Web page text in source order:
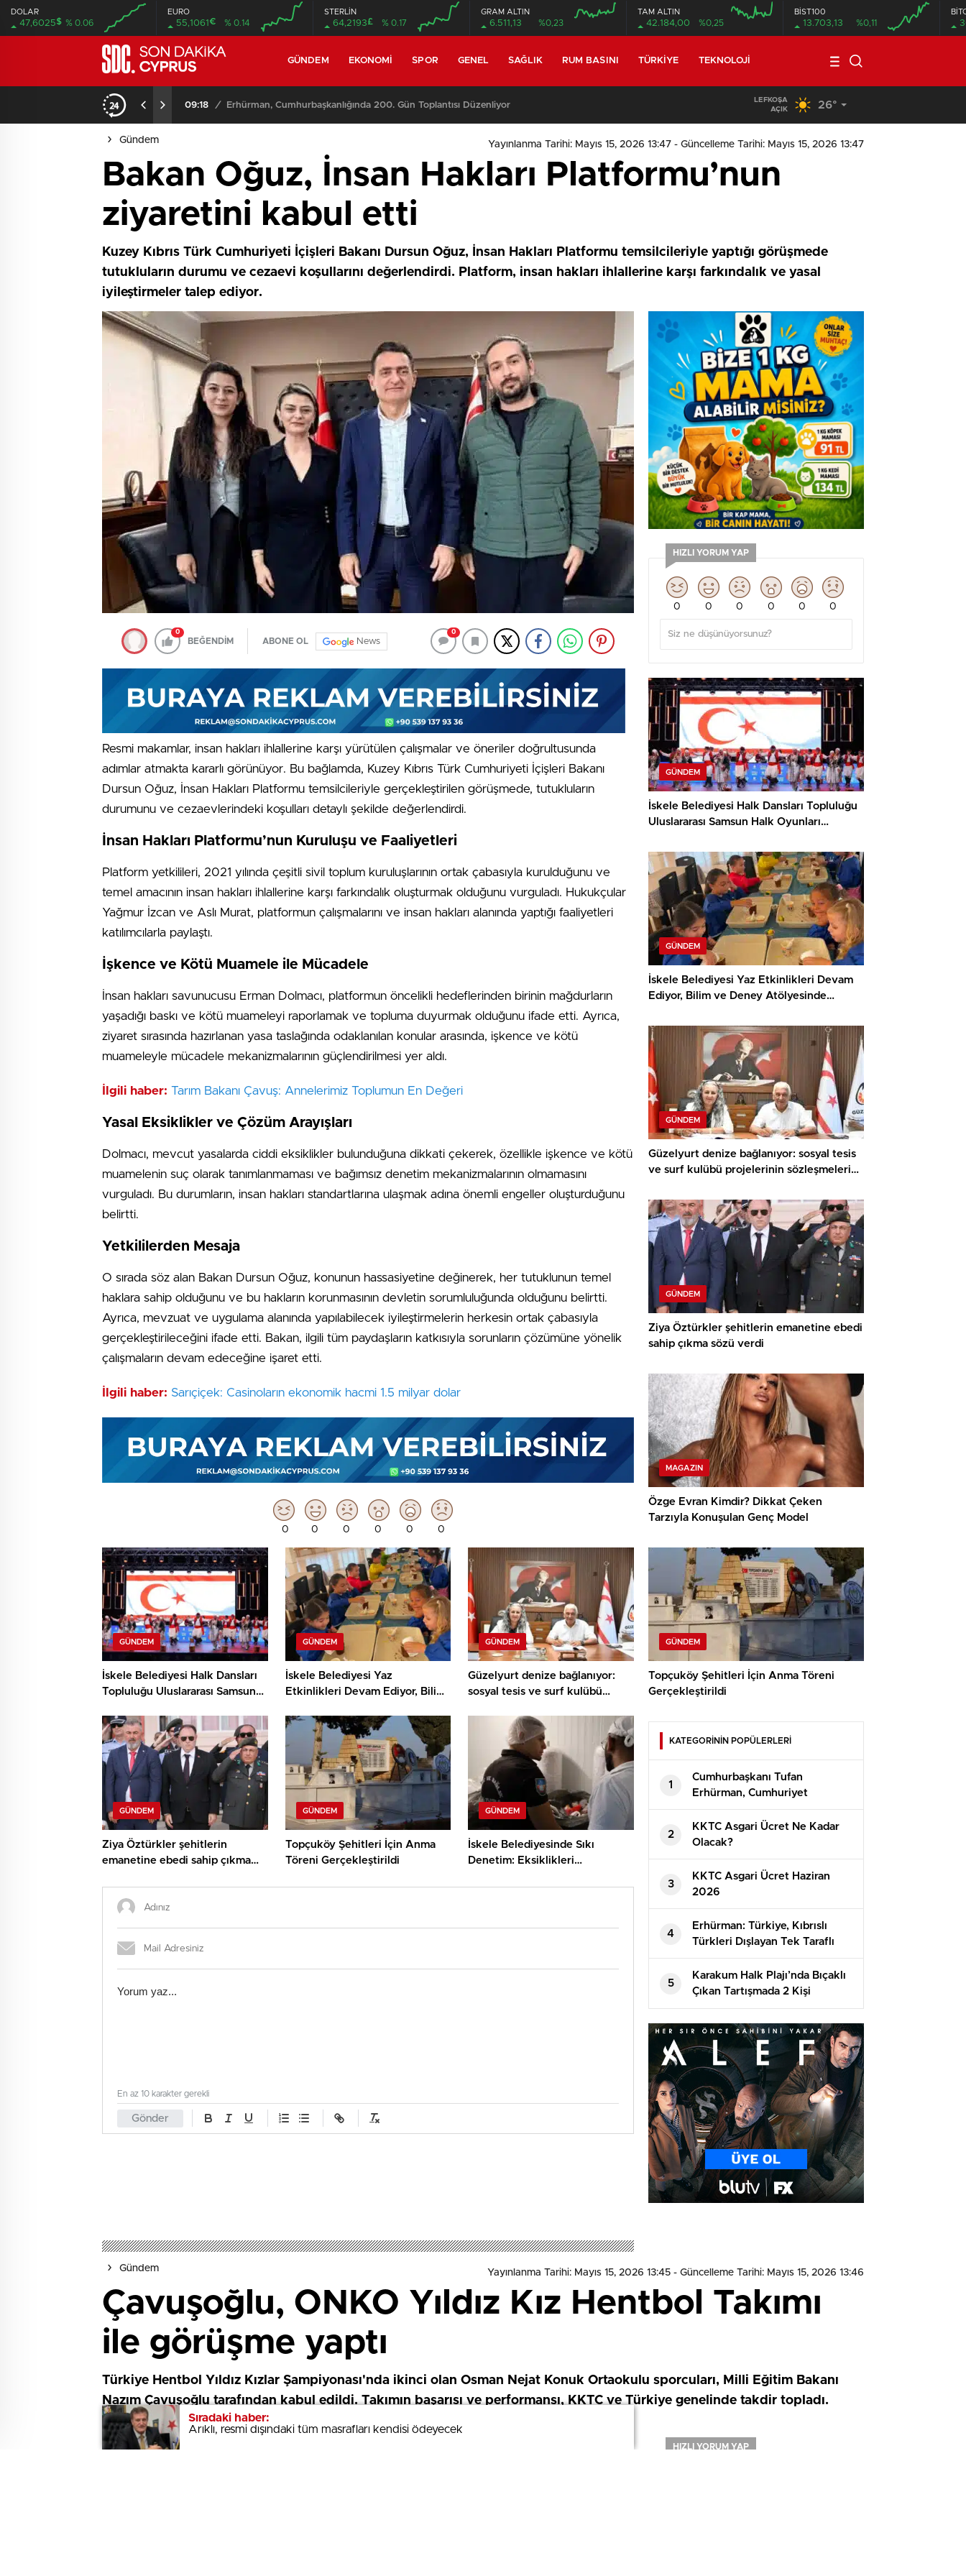
DOLAR
47,6025$ % 0.06
EURO
55,1061€ % 0.14
STERLİN
64,2193£ % 0.17
GRAM ALTIN
6.511,13 %0,23
TAM ALTIN
42.184,00 %0,25
BİST100
13.703,13 %0,11
GÜNDEM EKONOMI SPOR GENEL SAĞLIK RUM BASINI TÜRKIYE TEKNOLOJI
09:18 / Erhürman, Cumhurbaşkanlığında 200. Gün Toplantısı Düzenliyor Meclis, yasama gündemiyle yeniden toplanıyor
LEFKOŞA
AÇIK
26°
Gündem Yayınlanma Tarihi: Mayıs 15, 2026 13:47 - Güncelleme Tarihi: Mayıs 15, 2026 13:47
Bakan Oğuz, İnsan Hakları Platformu’nun
ziyaretini kabul etti
Kuzey Kıbrıs Türk Cumhuriyeti İçişleri Bakanı Dursun Oğuz, İnsan Hakları Platformu temsilcileriyle yaptığı görüşmede
tutukluların durumu ve cezaevi koşullarını değerlendirdi. Platform, insan hakları ihlallerine karşı farkındalık ve yasal
iyileştirmeler talep ediyor.
0
BEĞENDİM ABONE OL News
0
Resmi makamlar, insan hakları ihlallerine karşı yürütülen çalışmalar ve öneriler doğrultusunda
adımlar atmakta kararlı görünüyor. Bu bağlamda, Kuzey Kıbrıs Türk Cumhuriyeti İçişleri Bakanı
Dursun Oğuz, İnsan Hakları Platformu temsilcileriyle gerçekleştirilen görüşmede, tutukluların
durumunu ve cezaevlerindeki koşulları detaylı şekilde değerlendirdi.
İnsan Hakları Platformu’nun Kuruluşu ve Faaliyetleri
Platform yetkilileri, 2021 yılında çeşitli sivil toplum kuruluşlarının ortak çabasıyla kurulduğunu ve
temel amacının insan hakları ihlallerine karşı farkındalık oluşturmak olduğunu vurguladı. Hukukçular
Yağmur İzcan ve Aslı Murat, platformun çalışmalarını ve insan hakları alanında yaptığı faaliyetleri
katılımcılarla paylaştı.
İşkence ve Kötü Muamele ile Mücadele
İnsan hakları savunucusu Erman Dolmacı, platformun öncelikli hedeflerinden birinin mağdurların
yaşadığı baskı ve kötü muameleyi raporlamak ve topluma duyurmak olduğunu ifade etti. Ayrıca,
ziyaret sırasında hazırlanan yasa taslağında odaklanılan konular arasında, işkence ve kötü
muameleyle mücadele mekanizmalarının güçlendirilmesi yer aldı.
İlgili haber: Tarım Bakanı Çavuş: Annelerimiz Toplumun En Değeri
Yasal Eksiklikler ve Çözüm Arayışları
Dolmacı, mevcut yasalarda ciddi eksiklikler bulunduğuna dikkati çekerek, özellikle işkence ve kötü
muamelenin suç olarak tanımlanmaması ve bağımsız denetim mekanizmalarının olmamasını
vurguladı. Bu durumların, insan hakları standartlarına ulaşmak adına önemli engeller oluşturduğunu
belirtti.
Yetkililerden Mesaja
O sırada söz alan Bakan Dursun Oğuz, konunun hassasiyetine değinerek, her tutuklunun temel
haklara sahip olduğunu ve bu hakların korunmasının devletin sorumluluğunda olduğunu belirtti.
Ayrıca, mevzuat ve uygulama alanında yapılabilecek iyileştirmelerin herkesin ortak çabasıyla
gerçekleştirileceğini ifade etti. Bakan, ilgili tüm paydaşların katkısıyla sorunların çözümüne yönelik
çalışmaların devam edeceğine işaret etti.
İlgili haber: Sarıçiçek: Casinoların ekonomik hacmi 1.5 milyar dolar
0 0 0 0 0 0
GÜNDEM
İskele Belediyesi Halk Dansları
Topluluğu Uluslararası Samsun
KKTC’yi Gururla Temsil Ediyor
GÜNDEM
İskele Belediyesi Yaz
Etkinlikleri Devam Ediyor, Bilim
Çocuklar Öne Çıktı
GÜNDEM
Güzelyurt denize bağlanıyor:
sosyal tesis ve surf kulübü
imzalandı
GÜNDEM
Ziya Öztürkler şehitlerin
emanetine ebedi sahip çıkma
GÜNDEM
Topçuköy Şehitleri İçin Anma
Töreni Gerçekleştirildi
GÜNDEM
İskele Belediyesinde Sıkı
Denetim: Eksiklikleri
Gönder
En az 10 karakter gerekli
Sıradaki haber:
Arıklı, resmi dışındaki tüm masrafları kendisi ödeyecek
HIZLI YORUM YAP
0 0 0 0 0 0
GÜNDEM
İskele Belediyesi Halk Dansları Topluluğu
Uluslararası Samsun Halk Oyunları
Ediyor
GÜNDEM
İskele Belediyesi Yaz Etkinlikleri Devam
Ediyor, Bilim ve Deney Atölyesinde
GÜNDEM
Güzelyurt denize bağlanıyor: sosyal tesis
ve surf kulübü projelerinin sözleşmeleri
GÜNDEM
Ziya Öztürkler şehitlerin emanetine ebedi
sahip çıkma sözü verdi
MAGAZIN
Özge Evran Kimdir? Dikkat Çeken
Tarzıyla Konuşulan Genç Model
GÜNDEM
Topçuköy Şehitleri İçin Anma Töreni
Gerçekleştirildi
KATEGORİNİN POPÜLERLERİ
1
Cumhurbaşkanı Tufan
Erhürman, Cumhuriyet
Güvenlik Kurulu’nu Topladı
2
KKTC Asgari Ücret Ne Kadar
Olacak?
3
⁠KKTC Asgari Ücret Haziran
2026
4
Erhürman: Türkiye, Kıbrıslı
Türkleri Dışlayan Tek Taraflı
Girişimlere İzin Vermeyecek
5
Karakum Halk Plajı’nda Bıçaklı
Çıkan Tartışmada 2 Kişi
Tutuklandı
Gündem Yayınlanma Tarihi: Mayıs 15, 2026 13:45 - Güncelleme Tarihi: Mayıs 15, 2026 13:46
Çavuşoğlu, ONKO Yıldız Kız Hentbol Takımı
ile görüşme yaptı
Türkiye Hentbol Yıldız Kızlar Şampiyonası'nda ikinci olan Osman Nejat Konuk Ortaokulu sporcuları, Milli Eğitim Bakanı
Nazım Çavuşoğlu tarafından kabul edildi. Takımın başarısı ve performansı, KKTC ve Türkiye genelinde takdir topladı.
Sıradaki haber:
Arıklı, resmi dışındaki tüm masrafları kendisi ödeyecek
HIZLI YORUM YAP